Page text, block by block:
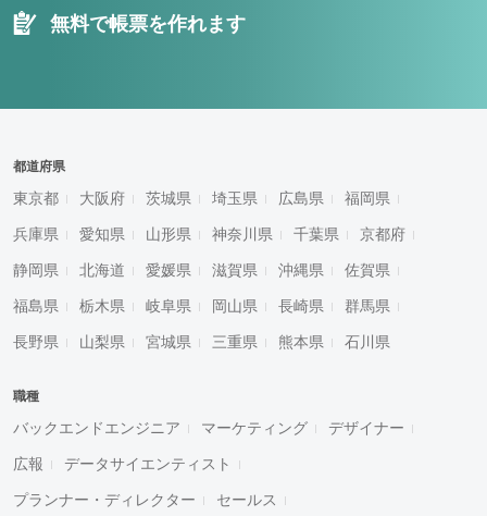
無料で帳票を作れます
都道府県
東京都 大阪府 茨城県 埼玉県 広島県 福岡県
兵庫県 愛知県 山形県 神奈川県 千葉県 京都府
静岡県 北海道 愛媛県 滋賀県 沖縄県 佐賀県
福島県 栃木県 岐阜県 岡山県 長崎県 群馬県
長野県 山梨県 宮城県 三重県 熊本県 石川県
職種
バックエンドエンジニア マーケティング デザイナー
広報 データサイエンティスト
プランナー・ディレクター セールス